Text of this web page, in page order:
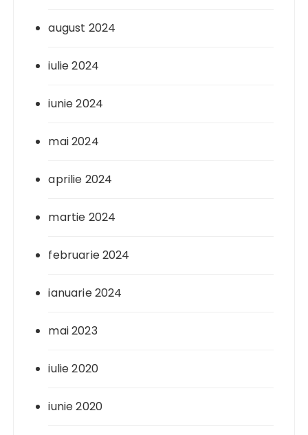
august 2024
iulie 2024
iunie 2024
mai 2024
aprilie 2024
martie 2024
februarie 2024
ianuarie 2024
mai 2023
iulie 2020
iunie 2020